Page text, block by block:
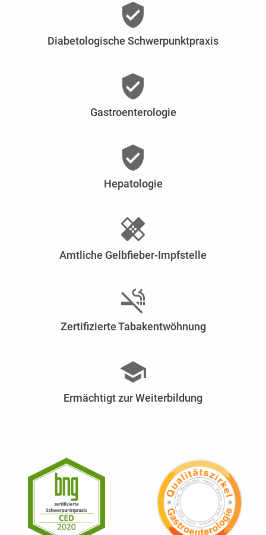
verified_user
Diabetologische Schwerpunktpraxis
verified_user
Gastroenterologie
verified_user
Hepatologie
healing
Amtliche Gelbfieber-Impfstelle
smoke_free
Zertifizierte Tabakentwöhnung
school
Ermächtigt zur Weiterbildung